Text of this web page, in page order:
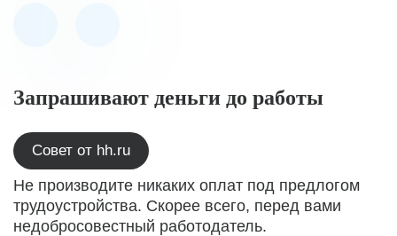
Запрашивают деньги до работы
Совет от hh.ru
Не производите никаких оплат под предлогом
трудоустройства. Скорее всего, перед вами
недобросовестный работодатель.